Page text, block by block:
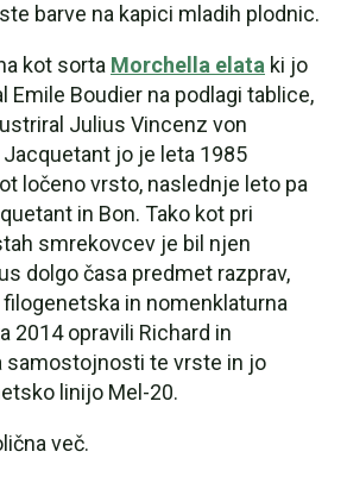
barve na kapici mladih plodnic.
kot sorta Morchella elata ki jo
Emile Boudier na podlagi tablice,
Julius Vincenz von
jo je leta 1985
ločeno vrsto, naslednje leto pa
in Bon. Tako kot pri
smrekovcev je bil njen
dolgo časa predmet razprav,
in nomenklaturna
2014 opravili Richard in
samostojnosti te vrste in jo
linijo Mel-20.
več.